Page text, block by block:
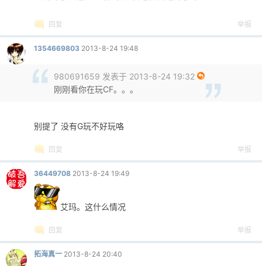
回复 举报
1354669803 2013-8-24 19:48
980691659 发表于 2013-8-24 19:32
刚刚看你在玩CF。。。
别提了 没有G玩不好玩咯
回复 举报
36449708 2013-8-24 19:49
艾玛。这什么情况
回复 举报
拓海真一 2013-8-24 20:40